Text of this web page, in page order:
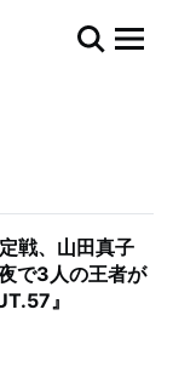
戦、山田真子
で3人の王者が
』